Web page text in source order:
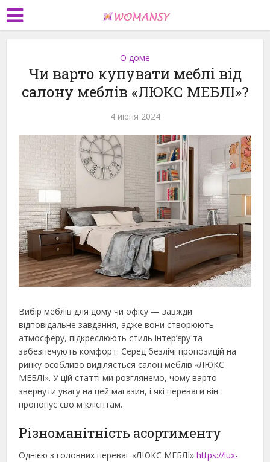
О доме
Чи варто купувати меблі від
салону меблів «ЛЮКС МЕБЛІ»?
4 июня 2024
Вибір меблів для дому чи офісу — завжди
відповідальне завдання, адже вони створюють
атмосферу, підкреслюють стиль інтер’єру та
забезпечують комфорт. Серед безлічі пропозицій на
ринку особливо виділяється салон меблів «ЛЮКС
МЕБЛІ». У цій статті ми розглянемо, чому варто
звернути увагу на цей магазин, і які переваги він
пропонує своїм клієнтам.
Різноманітність асортименту
Однією з головних переваг «ЛЮКС МЕБЛІ»https://lux-